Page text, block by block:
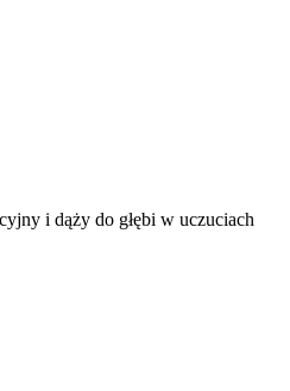
i dąży do głębi w uczuciach